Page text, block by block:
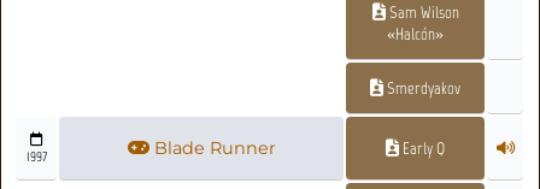
Sam Wilson
«Halcón»
Smerdyakov
1997 Blade Runner Early Q